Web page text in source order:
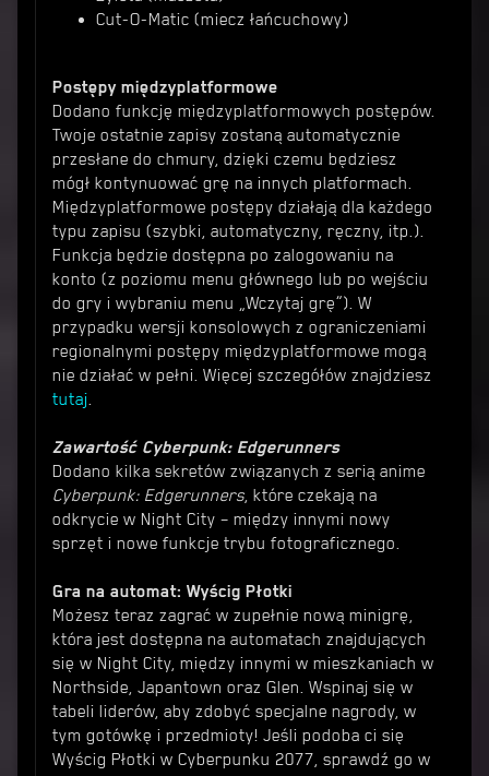
Cut-O-Matic (miecz łańcuchowy)
Postępy międzyplatformowe
Dodano funkcję międzyplatformowych postępów.
Twoje ostatnie zapisy zostaną automatycznie
przesłane do chmury, dzięki czemu będziesz
mógł kontynuować grę na innych platformach.
Międzyplatformowe postępy działają dla każdego
typu zapisu (szybki, automatyczny, ręczny, itp.).
Funkcja będzie dostępna po zalogowaniu na
konto (z poziomu menu głównego lub po wejściu
do gry i wybraniu menu „Wczytaj grę”). W
przypadku wersji konsolowych z ograniczeniami
regionalnymi postępy międzyplatformowe mogą
nie działać w pełni. Więcej szczegółów znajdziesz
tutaj.
Zawartość Cyberpunk: Edgerunners
Dodano kilka sekretów związanych z serią anime
Cyberpunk: Edgerunners, które czekają na
odkrycie w Night City – między innymi nowy
sprzęt i nowe funkcje trybu fotograficznego.
Gra na automat: Wyścig Płotki
Możesz teraz zagrać w zupełnie nową minigrę,
która jest dostępna na automatach znajdujących
się w Night City, między innymi w mieszkaniach w
Northside, Japantown oraz Glen. Wspinaj się w
tabeli liderów, aby zdobyć specjalne nagrody, w
tym gotówkę i przedmioty! Jeśli podoba ci się
Wyścig Płotki w Cyberpunku 2077, sprawdź go w